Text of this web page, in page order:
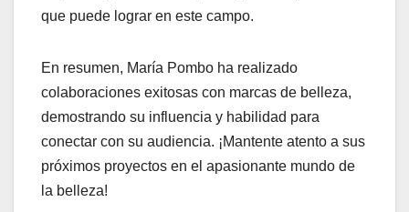
que puede lograr en este campo.
En resumen, María Pombo ha realizado
colaboraciones exitosas con marcas de belleza,
demostrando su influencia y habilidad para
conectar con su audiencia. ¡Mantente atento a sus
próximos proyectos en el apasionante mundo de
la belleza!